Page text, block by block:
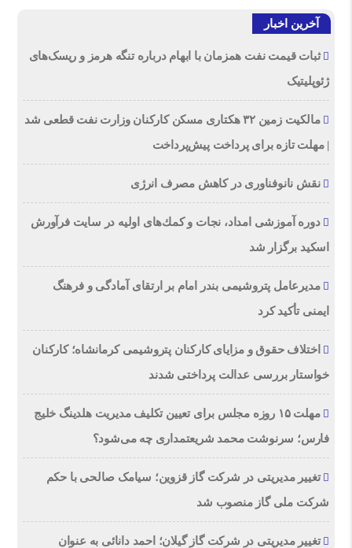
آخرین اخبار
ثبات قیمت نفت همزمان با ابهام درباره تنگه هرمز و ریسک‌های
ژئوپلیتیک
مالکیت زمین ۳۲ هکتاری مسکن کارکنان وزارت نفت قطعی شد
| مهلت تازه برای پرداخت پیش‌پرداخت
نقش نانوفناوری در کاهش مصرف انرژی
دوره آموزشی امداد، نجات و كمك‌های اولیه در سایت فرآورش
اسكید برگزار شد
مدیرعامل پتروشیمی بندر امام بر ارتقای آمادگی و فرهنگ
ایمنی تأکید کرد
اختلاف حقوق و مزایای کارکنان پتروشیمی کرمانشاه؛ کارکنان
خواستار بررسی عدالت پرداختی شدند
مهلت ۱۵ روزه مجلس برای تعیین تکلیف مدیریت هلدینگ خلیج
فارس؛ سرنوشت محمد شریعتمداری چه می‌شود؟
تغییر مدیریتی در شرکت گاز قزوین؛ سیامک صالحی با حکم
شرکت ملی گاز منصوب شد
تغییر مدیریتی در شرکت گاز گیلان؛ احمد دانائی به عنوان